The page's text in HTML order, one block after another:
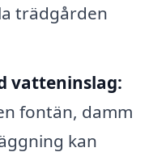
trädgården
vatteninslag:
fontän, damm
kan